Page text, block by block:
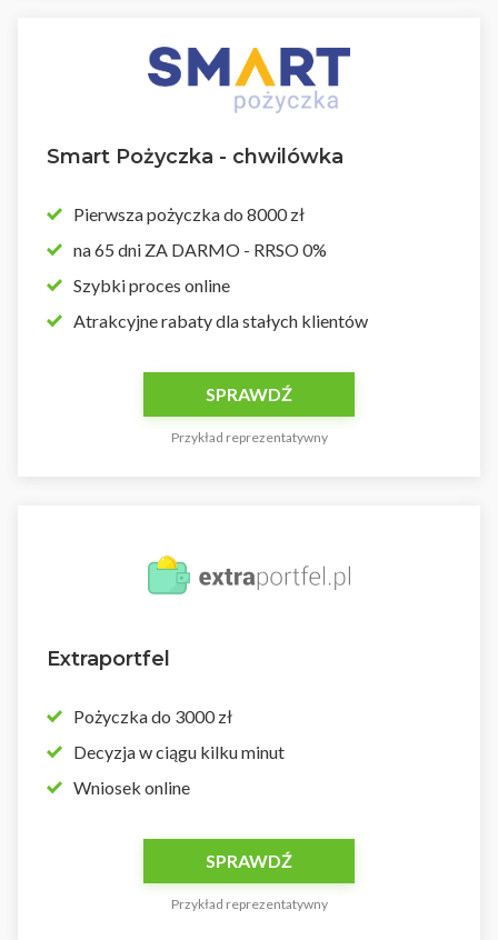
Smart Pożyczka - chwilówka
Pierwsza pożyczka do 8000 zł
na 65 dni ZA DARMO - RRSO 0%
Szybki proces online
Atrakcyjne rabaty dla stałych klientów
SPRAWDŹ
Przykład reprezentatywny
Extraportfel
Pożyczka do 3000 zł
Decyzja w ciągu kilku minut
Wniosek online
SPRAWDŹ
Przykład reprezentatywny